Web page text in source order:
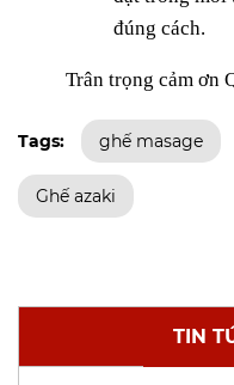
đúng cách.
Trân trọng cảm ơn
Tags: ghế masage
Ghế azaki
TIN